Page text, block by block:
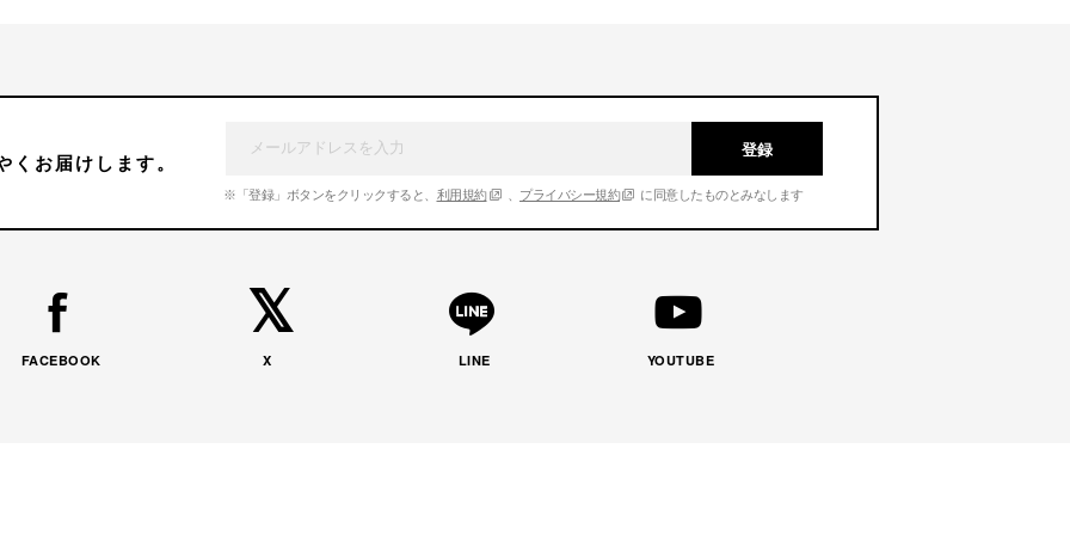
くお届けします。
登録
※「登録」ボタンをクリックすると、 利用規約 プライバシー規約 に同意したものとみなします
FACEBOOK X LINE YOUTUBE